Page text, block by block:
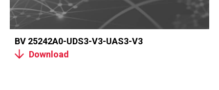
BV 25242A0-UDS3-V3-UAS3-V3
Download